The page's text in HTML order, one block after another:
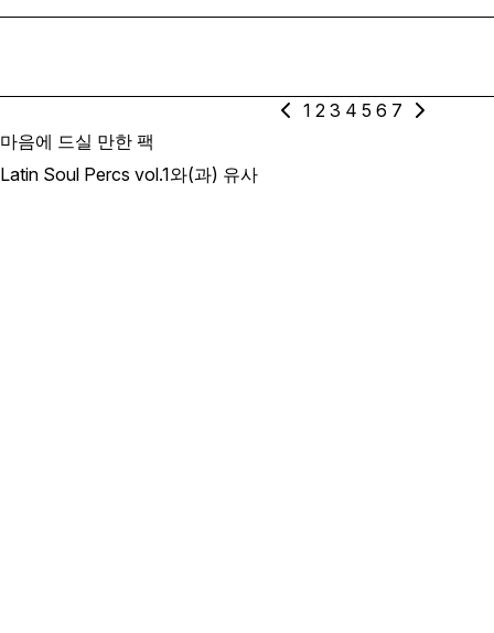
1 2 3 4 5 6 7
마음에 드실 만한 팩
Latin Soul Percs vol.1와(과) 유사